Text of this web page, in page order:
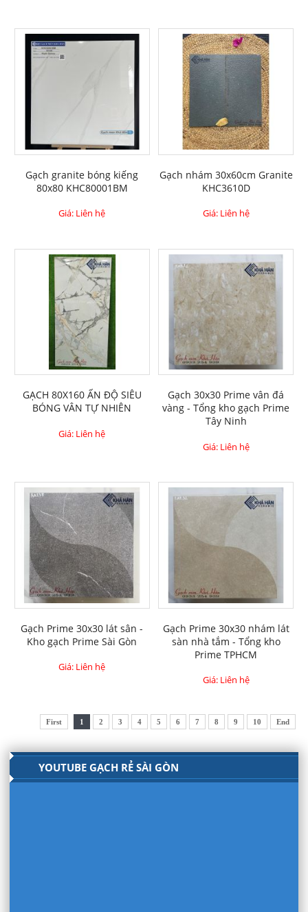
Gạch granite bóng kiếng
80x80 KHC80001BM
Giá: Liên hệ
Gạch nhám 30x60cm Granite
KHC3610D
Giá: Liên hệ
GẠCH 80X160 ẤN ĐỘ SIÊU
BÓNG VÂN TỰ NHIÊN
Giá: Liên hệ
Gạch 30x30 Prime vân đá
vàng - Tổng kho gạch Prime
Tây Ninh
Giá: Liên hệ
Gạch Prime 30x30 lát sân -
Kho gạch Prime Sài Gòn
Giá: Liên hệ
Gạch Prime 30x30 nhám lát
sàn nhà tắm - Tổng kho
Prime TPHCM
Giá: Liên hệ
First 1 2 3 4 5 6 7 8 9 10 End
YOUTUBE GẠCH RẺ SÀI GÒN